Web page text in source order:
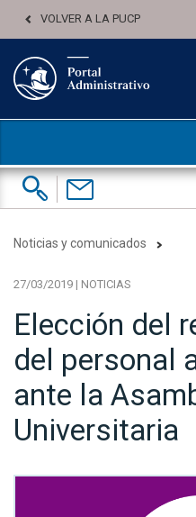
VOLVER A LA PUCP
Buscar:
Contáctenos
Noticias y comunicados
27/03/2019 | NOTICIAS
Elección del
del personal
ante la
Universitaria